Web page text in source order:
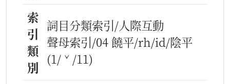
索
引
類
別
詞目分類索引/人際互動
聲母索引/04 饒平/rh/id/陰平
(1/ˇ/11)